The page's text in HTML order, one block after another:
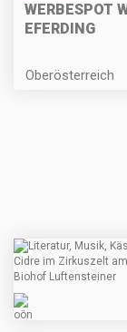
WERBESPOT
EFERDING
Oberösterreich